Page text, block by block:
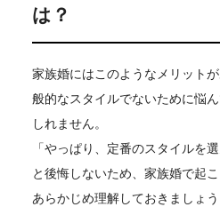
は？
家族婚にはこのようなメリット
般的なスタイルでないために悩
しれません。
「やっぱり、定番のスタイルを
と後悔しないため、家族婚で起
あらかじめ理解しておきましょう